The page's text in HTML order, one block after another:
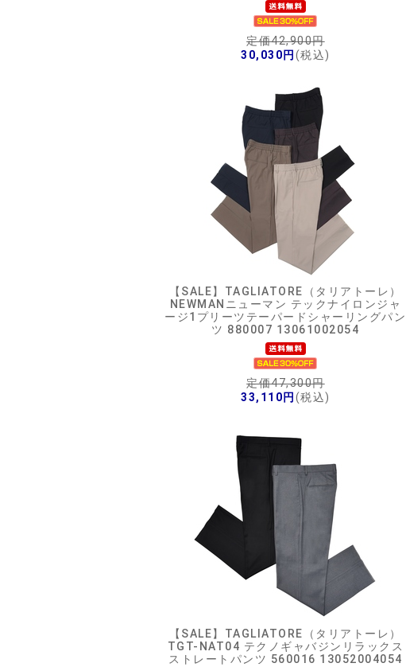
定価42,900円
30,030円 (税込)
【SALE】 TAGLIATORE（タリアトーレ）
NEWMANニューマン テックナイロンジャ
ージ1プリーツテーパードシャーリングパン
ツ 880007 13061002054
定価47,300円
33,110円 (税込)
【SALE】 TAGLIATORE（タリアトーレ）
TGT-NAT04 テクノギャバジンリラックス
ストレートパンツ 560016 13052004054